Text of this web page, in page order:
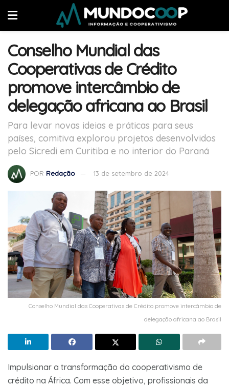
Conselho Mundial das
Cooperativas de Crédito
promove intercâmbio de
delegação africana ao Brasil
Para levar novas ideias e práticas para seus
países, comitiva explorou projetos desenvolvidos
pelo Sicredi em Curitiba e no interior do Paraná
POR Redação 13 de setembro de 2024
Conselho Mundial das Cooperativas de Crédito promove intercâmbio de
delegação africana ao Brasil
Impulsionar a transformação do cooperativismo de
crédito na África. Com esse objetivo, profissionais da